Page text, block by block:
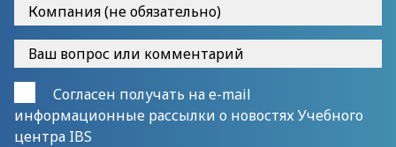
Согласен получать на e-mail
информационные рассылки о новостях Учебного
центра IBS